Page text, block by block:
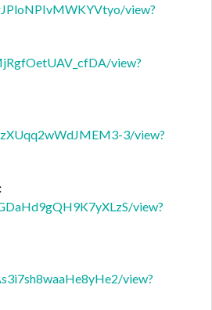
view?
view?
3/view?
view?
view?